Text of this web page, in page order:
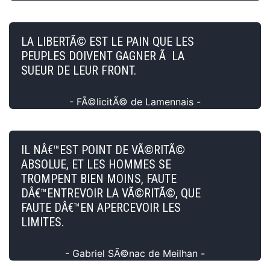
LA LIBERTÃ© EST LE PAIN QUE LES
PEUPLES DOIVENT GAGNER Ã LA
SUEUR DE LEUR FRONT.
- FÃ©licitÃ© de Lamennais -
IL NÂ€™EST POINT DE VÃ©RITÃ©
ABSOLUE, ET LES HOMMES SE
TROMPENT BIEN MOINS, FAUTE
DÂ€™ENTREVOIR LA VÃ©RITÃ©, QUE
FAUTE DÂ€™EN APERCEVOIR LES
LIMITES.
- Gabriel SÃ©nac de Meilhan -